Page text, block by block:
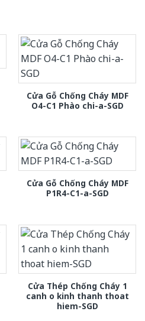
Cửa Gỗ Chống Cháy MDF
O4-C1 Phào chi-a-SGD
Cửa Gỗ Chống Cháy MDF
P1R4-C1-a-SGD
Cửa Thép Chống Cháy 1
canh o kinh thanh thoat
hiem-SGD